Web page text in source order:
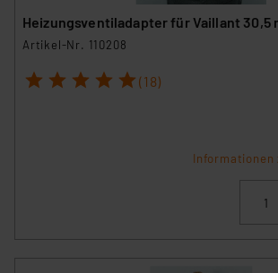
Heizungsventiladapter für Vaillant 30,5
Artikel-Nr. 110208
1 2 3 4 5 (18)
Informationen